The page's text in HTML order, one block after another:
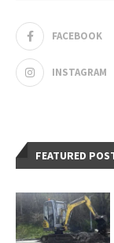
FACEBOOK
INSTAGRAM
FEATURED